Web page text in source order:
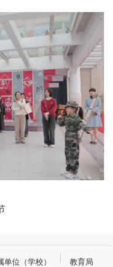
单位（学校） 教育局